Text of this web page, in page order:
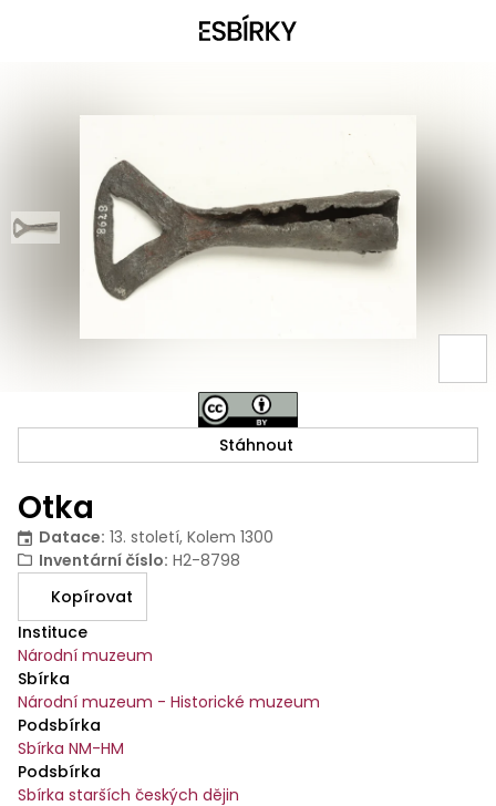
Otka
Datace: 13. století, Kolem 1300
Inventární číslo: H2-8798
Kopírovat
Instituce
Národní muzeum
Sbírka
Národní muzeum - Historické muzeum
Podsbírka
Sbírka NM-HM
Podsbírka
Sbírka starších českých dějin
Stáhnout